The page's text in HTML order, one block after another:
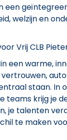
een
welzijn en
Vrij CLB
een warme,
staan. In
teams krijg je
je talenten
te maken